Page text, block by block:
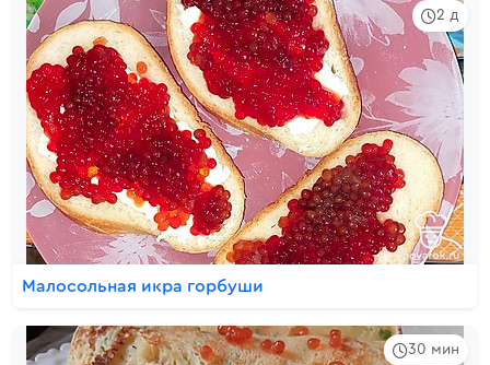
2 д
Малосольная икра горбуши
30 мин